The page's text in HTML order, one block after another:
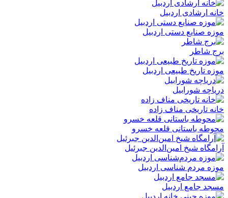
خانه ارشادی اردبیل
موزه صنایع دستی اردبیل
برج شاطر
موزه تاریخ طبیعی اردبیل
دریاچه شورابیل
خانه تاریخی مناف زاده
محوطه باستانی قلعه خسرو
آرامگاه شیخ امین‌الدین جبرئیل
موزه مردم‌ شناسی اردبیل
مسجد جامع اردبیل